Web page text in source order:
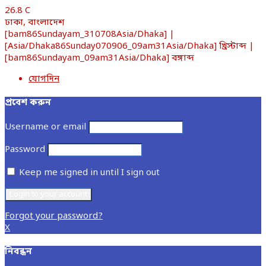
26.8 C
ঢাকা, বাংলাদেশ
[bam86Sundayam_310708Asia/Dhaka] |
[Asia/Dhaka86Sunday070906_09am31Asia/Dhaka] খ্রিস্টাব্দ |
[bam86Sundayam_09am31Asia/Dhaka] বঙ্গাব্দ
যোগদিন
প্রবেশ করুন
Username or email
Password
Keep me signed in until I sign out
Forgot your password?
X
নিবন্ধন